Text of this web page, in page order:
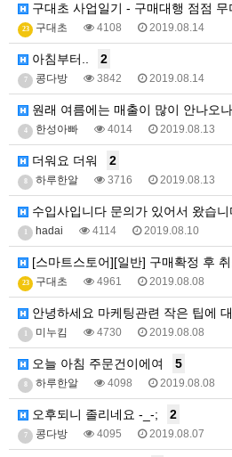
구대초 사업일기 - 구매대행 점점
23 구대초 4108 2019.08.14
아침부터.. 2
7 콩다방 3842 2019.08.14
원래 여름에는 매출이 많이 안나오
4 한성아빠 4014 2019.08.13
더워요 더워 2
하루한알 3716 2019.08.13
수입사입니다 문의가 있어서 왔습니
hadai 4114 2019.08.10
[스마트스토어][일반] 구매확정 후
23 구대초 4961 2019.08.08
안녕하세요 마케팅관련 작은 팁에
미누킴 4730 2019.08.08
오늘 아침 주문건이에여 5
하루한알 4098 2019.08.08
오후되니 졸리네요 -_-; 2
7 콩다방 4095 2019.08.07